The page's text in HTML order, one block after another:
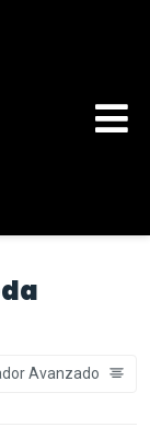
Avanzado